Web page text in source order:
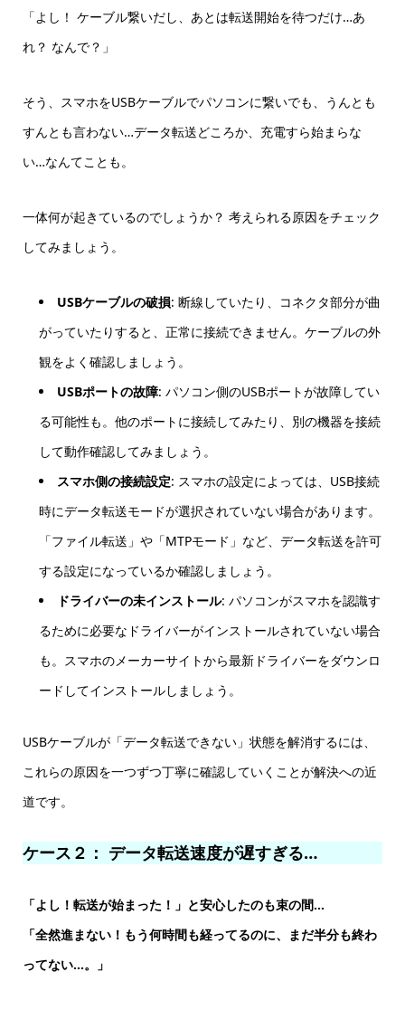
「よし！ ケーブル繋いだし、あとは転送開始を待つだけ…あ
れ？ なんで？」
そう、スマホをUSBケーブルでパソコンに繋いでも、うんとも
すんとも言わない…データ転送どころか、充電すら始まらな
い…なんてことも。
一体何が起きているのでしょうか？ 考えられる原因をチェック
してみましょう。
USBケーブルの破損: 断線していたり、コネクタ部分が曲
がっていたりすると、正常に接続できません。ケーブルの外
観をよく確認しましょう。
USBポートの故障: パソコン側のUSBポートが故障してい
る可能性も。他のポートに接続してみたり、別の機器を接続
して動作確認してみましょう。
スマホ側の接続設定: スマホの設定によっては、USB接続
時にデータ転送モードが選択されていない場合があります。
「ファイル転送」や「MTPモード」など、データ転送を許可
する設定になっているか確認しましょう。
ドライバーの未インストール: パソコンがスマホを認識す
るために必要なドライバーがインストールされていない場合
も。スマホのメーカーサイトから最新ドライバーをダウンロ
ードしてインストールしましょう。
USBケーブルが「データ転送できない」状態を解消するには、
これらの原因を一つずつ丁寧に確認していくことが解決への近
道です。
ケース２： データ転送速度が遅すぎる…
「よし！転送が始まった！」と安心したのも束の間…
「全然進まない！もう何時間も経ってるのに、まだ半分も終わ
ってない…。」